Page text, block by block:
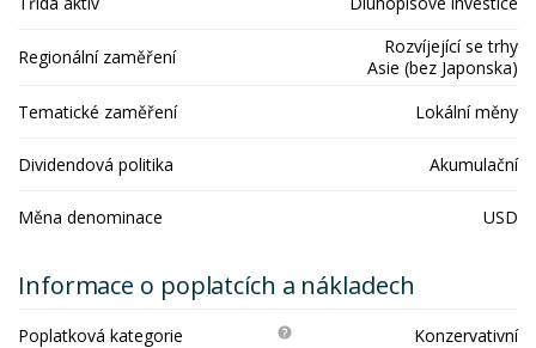
Regionální zaměření
Rozvíjející se trhy
Asie (bez Japonska)
Tematické zaměření
Lokální měny
Dividendová politika Akumulační
Měna denominace USD
Informace o poplatcích a nákladech
Poplatková kategorie Konzervativní